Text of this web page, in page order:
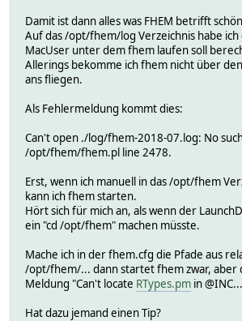
Damit ist dann alles was FHEM betrifft
Auf das /opt/fhem/log Verzeichnis habe ich
MacUser unter dem fhem laufen soll
Allerings bekomme ich fhem nicht über
ans fliegen.
Als Fehlermeldung kommt dies:
Can't open ./log/fhem-2018-07.log: No
/opt/fhem/fhem.pl line 2478.
Erst, wenn ich manuell in das /opt/fhem
kann ich fhem starten.
Hört sich für mich an, als wenn der
ein "cd /opt/fhem" machen müsste.
Mache ich in der fhem.cfg die Pfade aus
/opt/fhem/... dann startet fhem zwar, aber
Meldung "Can't locate RTypes.pm in
Hat dazu jemand einen Tip?